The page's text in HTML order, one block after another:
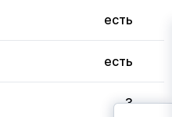
есть
есть
3